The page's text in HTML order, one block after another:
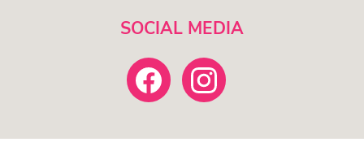
SOCIAL MEDIA